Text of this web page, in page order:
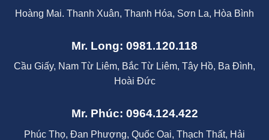
Hoàng Mai. Thanh Xuân, Thanh Hóa, Sơn La, Hòa Bình
Mr. Long: 0981.120.118
Cầu Giấy, Nam Từ Liêm, Bắc Từ Liêm, Tây Hồ, Ba Đình,
Hoài Đức
Mr. Phúc: 0964.124.422
Phúc Thọ, Đan Phượng, Quốc Oai, Thạch Thất, Hải